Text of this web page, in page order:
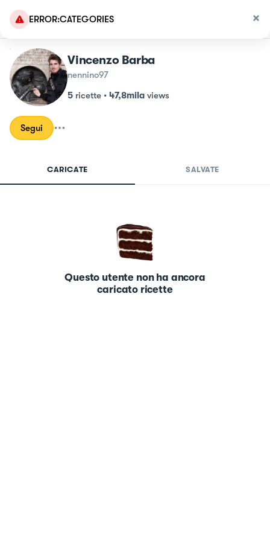
ERROR:CATEGORIES
Vincenzo Barba
nennino97
5 ricette • 47,8mila views
Segui
CARICATE SALVATE
Questo utente non ha ancora
caricato ricette